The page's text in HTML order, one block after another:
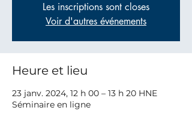
Les inscriptions sont closes
Voir d'autres événements
Heure et lieu
23 janv. 2024, 12 h 00 – 13 h 20 HNE
Séminaire en ligne